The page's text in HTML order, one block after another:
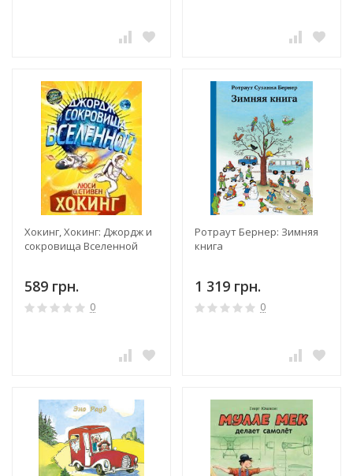
Хокинг, Хокинг: Джордж и
сокровища Вселенной
589 грн.
0
Ротраут Бернер: Зимняя
книга
1 319 грн.
0